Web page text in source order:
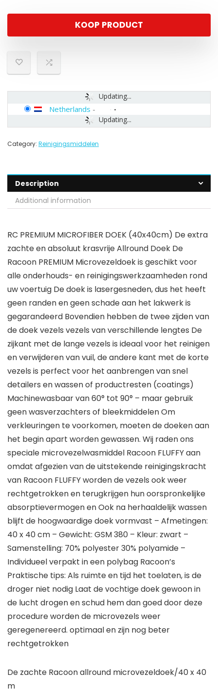
KOOP PRODUCT
Updating...
Updating...
Netherlands -
Category: Reinigingsmiddelen
Description
Additional information
RC PREMIUM MICROFIBER DOEK (40x40cm) De extra
zachte en absoluut krasvrije Allround Doek De
Racoon PREMIUM Microvezeldoek is geschikt voor
alle onderhouds- en reinigingswerkzaamheden rond
uw voertuig De doek is lasergesneden, dus het heeft
geen randen en geen schade aan het lakwerk is
gegarandeerd Bovendien hebben de twee zijden van
de doek vezels vezels van verschillende lengtes De
zijkant met de lange vezels is ideaal voor het reinigen
en verwijderen van vuil, de andere kant met de korte
vezels is perfect voor het aanbrengen van snel
detailers en wassen of productresten (coatings)
Machinewasbaar van 60° tot 90° – maar gebruik
geen wasverzachters of bleekmiddelen Om
verkleuringen te voorkomen, moeten de doeken aan
het begin apart worden gewassen. Wij raden ons
speciale microvezelwasmiddel Racoon FLUFFY aan
omdat afgezien van de uitstekende reinigingskracht
van Racoon FLUFFY worden de vezels ook weer
rechtgetrokken en terugkrijgen hun oorspronkelijke
absorptievermogen en Ook na herhaaldelijk wassen
blijft de hoogwaardige doek vormvast – Afmetingen:
40 x 40 cm – Gewicht: GSM 380 – Kleur: zwart –
Samenstelling: 70% polyester 30% polyamide –
Individueel verpakt in een polybag Racoon’s
Praktische tips: Als ruimte en tijd het toelaten, is de
droger niet nodig Laat de vochtige doek gewoon in
de lucht drogen en schud hem dan goed door deze
procedure worden de microvezels weer
geregenereerd. optimaal en zijn nog beter
rechtgetrokken
De zachte Racoon allround microvezeldoek/40 x 40
m